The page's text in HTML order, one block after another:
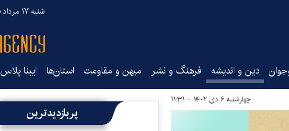
شنبه ۱۷ مرداد ۱۴۰۵
دین و اندیشه فرهنگ و نشر میهن و مقاومت استان‌ها ایبنا پلاس
چهارشنبه ۶ دی ۱۴۰۲ - ۱۱:۳۱
پربازدیدترین